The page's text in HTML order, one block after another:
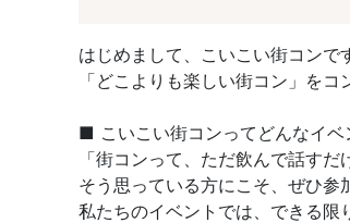
はじめまして、こいこい街コンで
「どこよりも楽しい街コン」を
■ こいこい街コンってどんなイベ
「街コンって、ただ飲んで話すだ
そう思っている方にこそ、ぜひ参
私たちのイベントでは、できる